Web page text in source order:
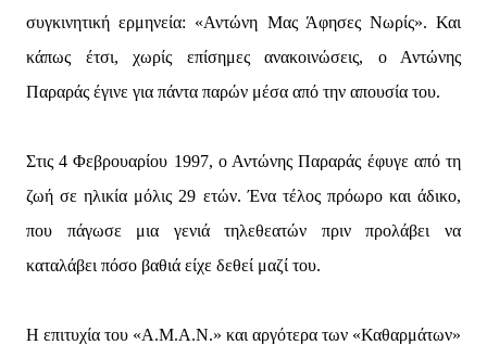
συγκινητική ερμηνεία: «Αντώνη Μας Άφησες Νωρίς». Και
κάπως έτσι, χωρίς επίσημες ανακοινώσεις, ο Αντώνης
Παραράς έγινε για πάντα παρών μέσα από την απουσία του.
Στις 4 Φεβρουαρίου 1997, ο Αντώνης Παραράς έφυγε από τη
ζωή σε ηλικία μόλις 29 ετών. Ένα τέλος πρόωρο και άδικο,
που πάγωσε μια γενιά τηλεθεατών πριν προλάβει να
καταλάβει πόσο βαθιά είχε δεθεί μαζί του.
Η επιτυχία του «Α.Μ.Α.Ν.» και αργότερα των «Καθαρμάτων»